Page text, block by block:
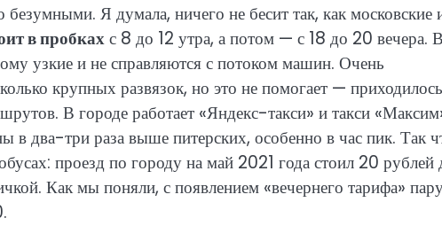
Я думала, ничего не бесит так, как московские
в пробкахс 8 до 12 утра, а потом — с 18 до 20 вечера. В
узкие и не справляются с потоком машин. Очень
крупных развязок, но это не помогает — приходилось
В городе работает «Яндекс-такси» и такси
в два-три раза выше питерских, особенно в час пик. Так
проезд по городу на май 2021 года стоил 20 рублей
Как мы поняли, с появлением «вечернего тарифа»